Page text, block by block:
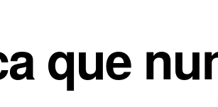
que